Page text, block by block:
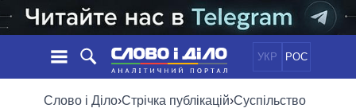
УКР РОС
НОВИНИ
Слово і Діло›Стрічка публікацій›Суспільство